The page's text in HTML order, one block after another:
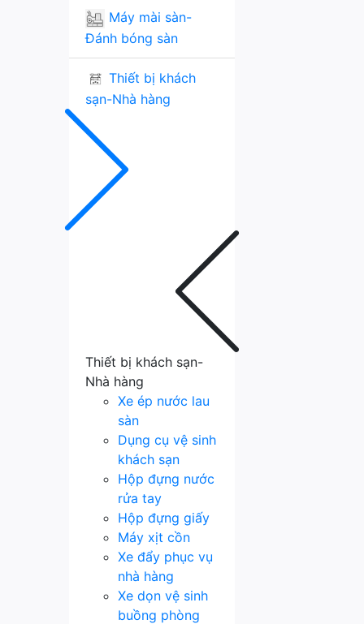
Máy mài sàn-
Đánh bóng sàn
Thiết bị khách
sạn-Nhà hàng
Thiết bị khách sạn-
Nhà hàng
Xe ép nước lau
sàn
Dụng cụ vệ sinh
khách sạn
Hộp đựng nước
rửa tay
Hộp đựng giấy
Máy xịt cồn
Xe đẩy phục vụ
nhà hàng
Xe dọn vệ sinh
buồng phòng